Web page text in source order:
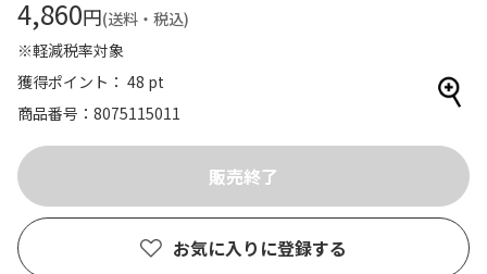
4,860円(送料・税込)
※軽減税率対象
獲得ポイント： 48 pt
商品番号
8075115011
お気に入りに登録する